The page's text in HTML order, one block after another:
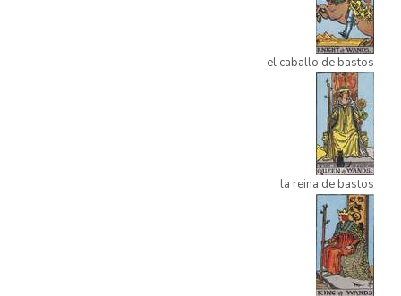
el caballo de bastos
la reina de bastos